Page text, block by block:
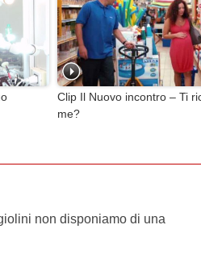
Clip Il Nuovo incontro – Ti
me?
non disponiamo di una